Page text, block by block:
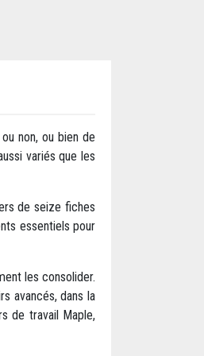
non, ou bien de
variés que les
de seize fiches
essentiels pour
les consolider.
avancés, dans la
de travail Maple,